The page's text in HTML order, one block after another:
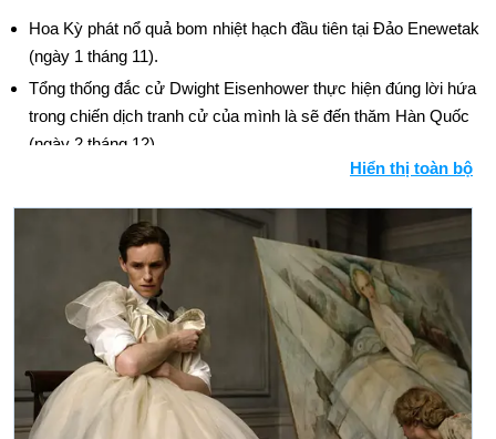
Hoa Kỳ phát nổ quả bom nhiệt hạch đầu tiên tại Đảo Enewetak
(ngày 1 tháng 11).
Tổng thống đắc cử Dwight Eisenhower thực hiện đúng lời hứa
trong chiến dịch tranh cử của mình là sẽ đến thăm Hàn Quốc
(ngày 2 tháng 12).
56 triệu người xem "Bài phát biểu của người kiểm tra" của
Richard Nixon trên TV.
Ngày sinh Scott Boras (2-11) trong lịch sử
Ngày 2-11 năm 1889:
North Dakota và South Dakota lần lượt
trở thành tiểu bang thứ 39 và 40.
Ngày 2-11 năm 1947:Howard Hughes đã lái Spruce Goose
trong chuyến bay đầu tiên và duy nhất của nó.
Ngày 2-11 năm 1948:
Harry S. Truman đã đánh bại Thomas
E. Dewey trước sự ngạc nhiên của những người thăm dò ý
Hiển thị toàn bộ